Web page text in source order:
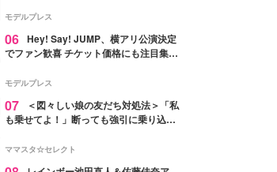
モデルプレス
06 Hey! Say! JUMP、横アリ公演決定
でファン歓喜 チケット価格にも注目集ま
モデルプレス
07
＜図々しい娘の友だち対処法＞「私
も乗せてよ！」断っても強引に乗り込ん
ママスタ☆セレクト